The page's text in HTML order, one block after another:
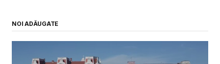
NOI ADĂUGATE